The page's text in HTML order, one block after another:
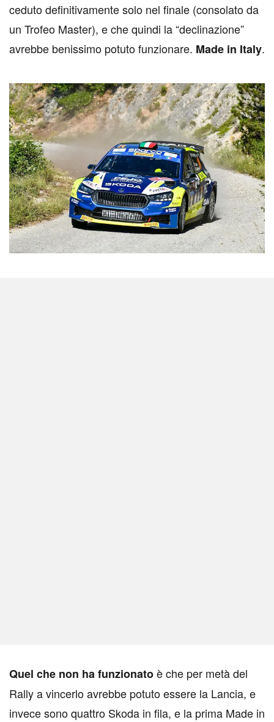
ceduto definitivamente solo nel finale (consolato da
un Trofeo Master), e che quindi la “declinazione”
avrebbe benissimo potuto funzionare. Made in Italy.
Quel che non ha funzionatoè che per metà del
Rally a vincerlo avrebbe potuto essere la Lancia, e
invece sono quattro Skoda in fila, e la prima Made in